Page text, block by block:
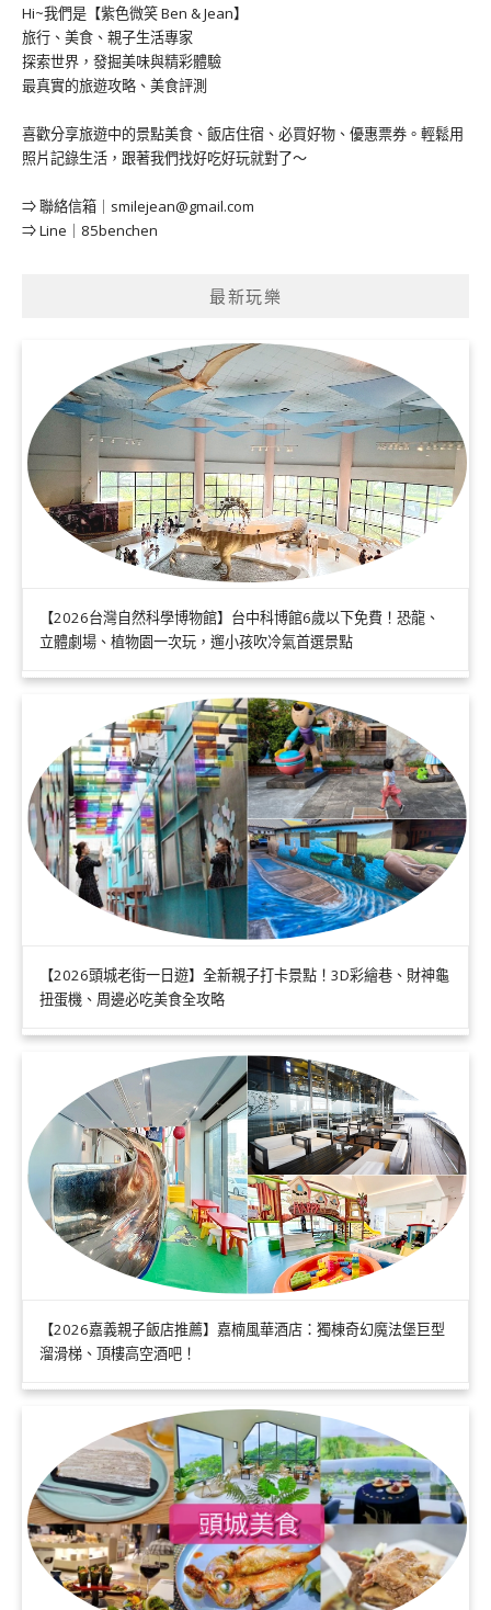
Hi~我們是【紫色微笑 Ben & Jean】
旅行、美食、親子生活專家
探索世界，發掘美味與精彩體驗
最真實的旅遊攻略、美食評測
喜歡分享旅遊中的景點美食、飯店住宿、必買好物、優惠票券。輕鬆用
照片記錄生活，跟著我們找好吃好玩就對了～
⇒ 聯絡信箱｜ smilejean@gmail.com
⇒ Line｜85benchen
最新玩樂
【2026台灣自然科學博物館】台中科博館6歲以下免費！恐龍、
立體劇場、植物園一次玩，遛小孩吹冷氣首選景點
【2026頭城老街一日遊】全新親子打卡景點！3D彩繪巷、財神龜
扭蛋機、周邊必吃美食全攻略
【2026嘉義親子飯店推薦】嘉楠風華酒店：獨棟奇幻魔法堡巨型
溜滑梯、頂樓高空酒吧！